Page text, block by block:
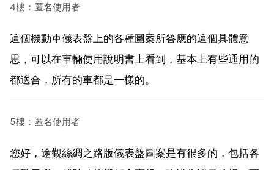
4樓：匿名使用者
這個機動車儀表盤上的各種圖案所答應的這個具體意
思，可以在車輛使用說明書上看到，基本上有些通用的
都適合，所有的車都是一樣的。
5樓：匿名使用者
您好，途觀絲綢之路版儀表盤圖案是有很多的，包括各